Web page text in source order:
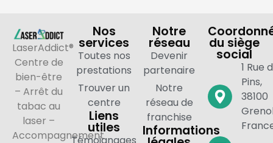
LaserAddict®
Centre de
bien-être
– Arrêt du
tabac au
laser –
Accompagnement
Nos
services
Toutes nos
prestations
Trouver un
centre
Liens
utiles
Notre
réseau
Devenir
partenaire
Notre
réseau de
franchise
Informations
du siège
social
1 Rue
Pins,
38100